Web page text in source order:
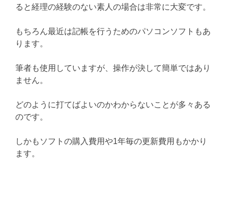
ると経理の経験のない素人の場合は非常に大変です。
もちろん最近は記帳を行うためのパソコンソフトもあ
ります。
筆者も使用していますが、操作が決して簡単ではあり
ません。
どのように打てばよいのかわからないことが多々ある
のです。
しかもソフトの購入費用や1年毎の更新費用もかかり
ます。